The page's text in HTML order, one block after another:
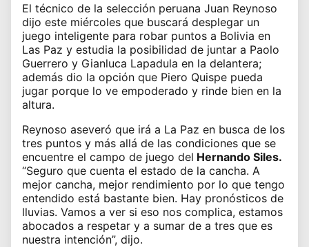
El técnico de la selección peruana Juan Reynoso
dijo este miércoles que buscará desplegar un
juego inteligente para robar puntos a Bolivia en
Las Paz y estudia la posibilidad de juntar a Paolo
Guerrero y Gianluca Lapadula en la delantera;
además dio la opción que Piero Quispe pueda
jugar porque lo ve empoderado y rinde bien en la
altura.
Reynoso aseveró que irá a La Paz en busca de los
tres puntos y más allá de las condiciones que se
encuentre el campo de juego del Hernando Siles.
“Seguro que cuenta el estado de la cancha. A
mejor cancha, mejor rendimiento por lo que tengo
entendido está bastante bien. Hay pronósticos de
lluvias. Vamos a ver si eso nos complica, estamos
abocados a respetar y a sumar de a tres que es
nuestra intención”, dijo.